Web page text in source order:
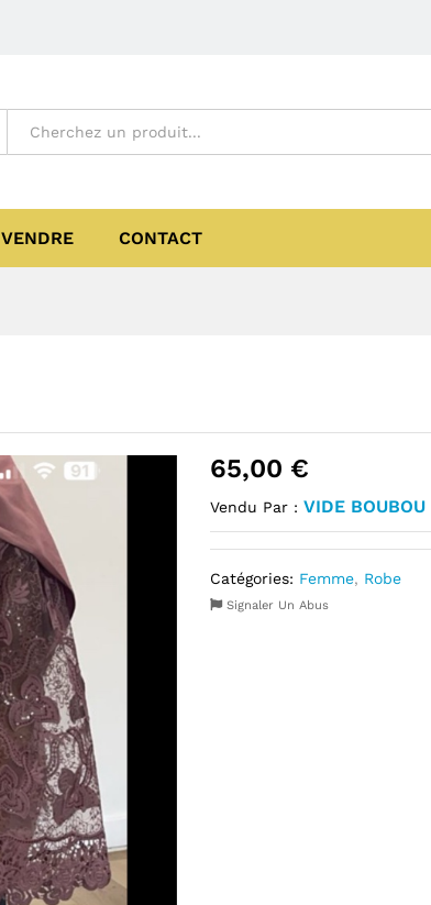
VENDRE CONTACT
65,00 €
Vendu Par :VIDE BOUBOU
Catégories: Femme, Robe
Signaler Un Abus